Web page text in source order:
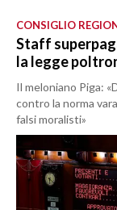
CONSIGLIO
Staff
la legge
Il meloniano Piga:
contro la norma
falsi moralisti»